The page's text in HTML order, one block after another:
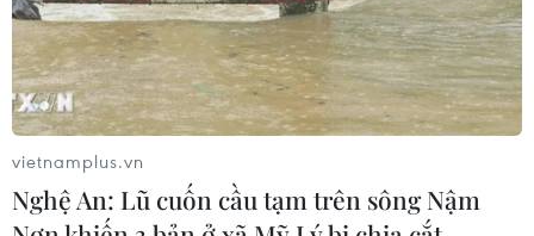
Hưng, đâu đâu cũng thấy các vỉ bánh trắng phau phơi
rợp trời giữa tiết trời nắng nhẹ của miền Tây, tạo nên
bức tranh làng nghề rất đẹp.
vietnamplus.vn
Nghệ An: Lũ cuốn cầu tạm trên sông Nậm